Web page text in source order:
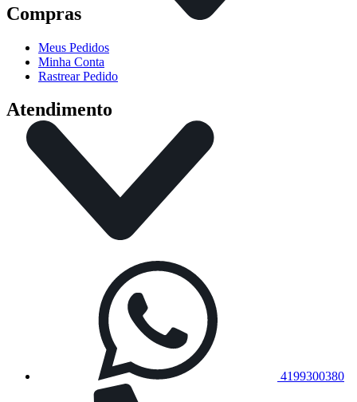
Compras
Meus Pedidos
Minha Conta
Rastrear Pedido
Atendimento
4199300380